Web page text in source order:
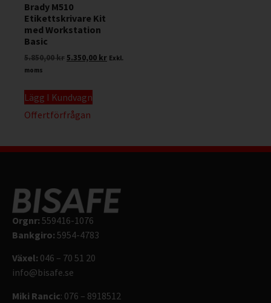
Brady M510
Etikettskrivare Kit
med Workstation
Basic
5.850,00kr5.350,00 kr Exkl.
moms
Lägg I Kundvagn
Offertförfrågan
Orgnr: 559416-1076
Bankgiro: 5954-4783
Växel: 046 – 70 51 20
info@bisafe.se
Miki Rancic: 076 – 8918512